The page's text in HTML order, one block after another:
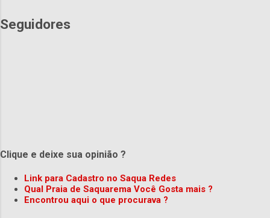
Seguidores
Clique e deixe sua opinião ?
Link para Cadastro no Saqua Redes
Qual Praia de Saquarema Você Gosta mais ?
Encontrou aqui o que procurava ?